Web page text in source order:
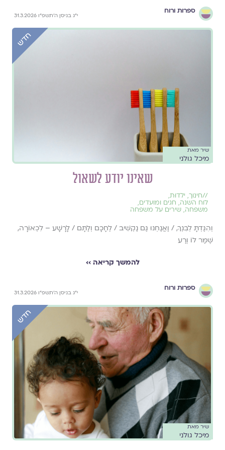
ספרות ורוח
י״ג בניסן ה׳תשפ״ו 31.3.2026
שיר מאת
מיכל גולני
שאינו יודע לשאול
//חינוך, ילדוּת,
לוח השנה, חגים ומועדים,
משפחה, שירים על משפחה
וְהִגַּדְתָּ לְבִנְךָ, / וַאֲנַחְנוּ גַּם נַקְשִׁיב / לֶחָכָם וְלַתָּם / לָרָשָׁע – לִכְאוֹרָה,
שֶׁמַּר לוֹ וְרַע
להמשך קריאה ››
ספרות ורוח
י״ג בניסן ה׳תשפ״ו 31.3.2026
שיר מאת
מיכל גולני